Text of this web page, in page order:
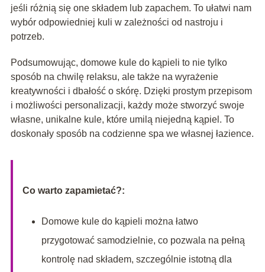
jeśli różnią się one składem lub zapachem. To ułatwi nam
wybór odpowiedniej kuli w zależności od nastroju i
potrzeb.
Podsumowując, domowe kule do kąpieli to nie tylko
sposób na chwilę relaksu, ale także na wyrażenie
kreatywności i dbałość o skórę. Dzięki prostym przepisom
i możliwości personalizacji, każdy może stworzyć swoje
własne, unikalne kule, które umilą niejedną kąpiel. To
doskonały sposób na codzienne spa we własnej łazience.
Co warto zapamietać?:
Domowe kule do kąpieli można łatwo
przygotować samodzielnie, co pozwala na pełną
kontrolę nad składem, szczególnie istotną dla